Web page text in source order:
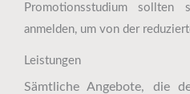
Promotionsstudium
anmelden, um von der
Leistungen
Sämtliche Angebote, die